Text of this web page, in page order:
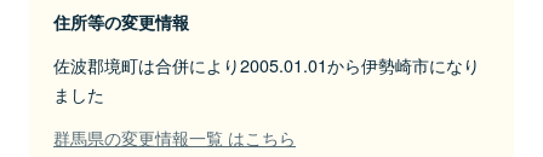
住所等の変更情報
佐波郡境町は合併により2005.01.01から伊勢崎市になり
ました
群馬県の変更情報一覧 はこちら